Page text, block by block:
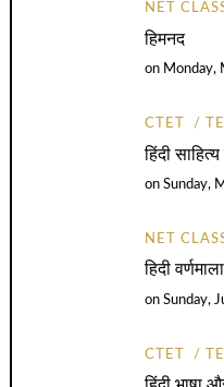
NET
हिमनद
on Monday,
CTET
हिंदी
onSunday,
NET
हिदी वर्णमाला
onSunday,
CTET